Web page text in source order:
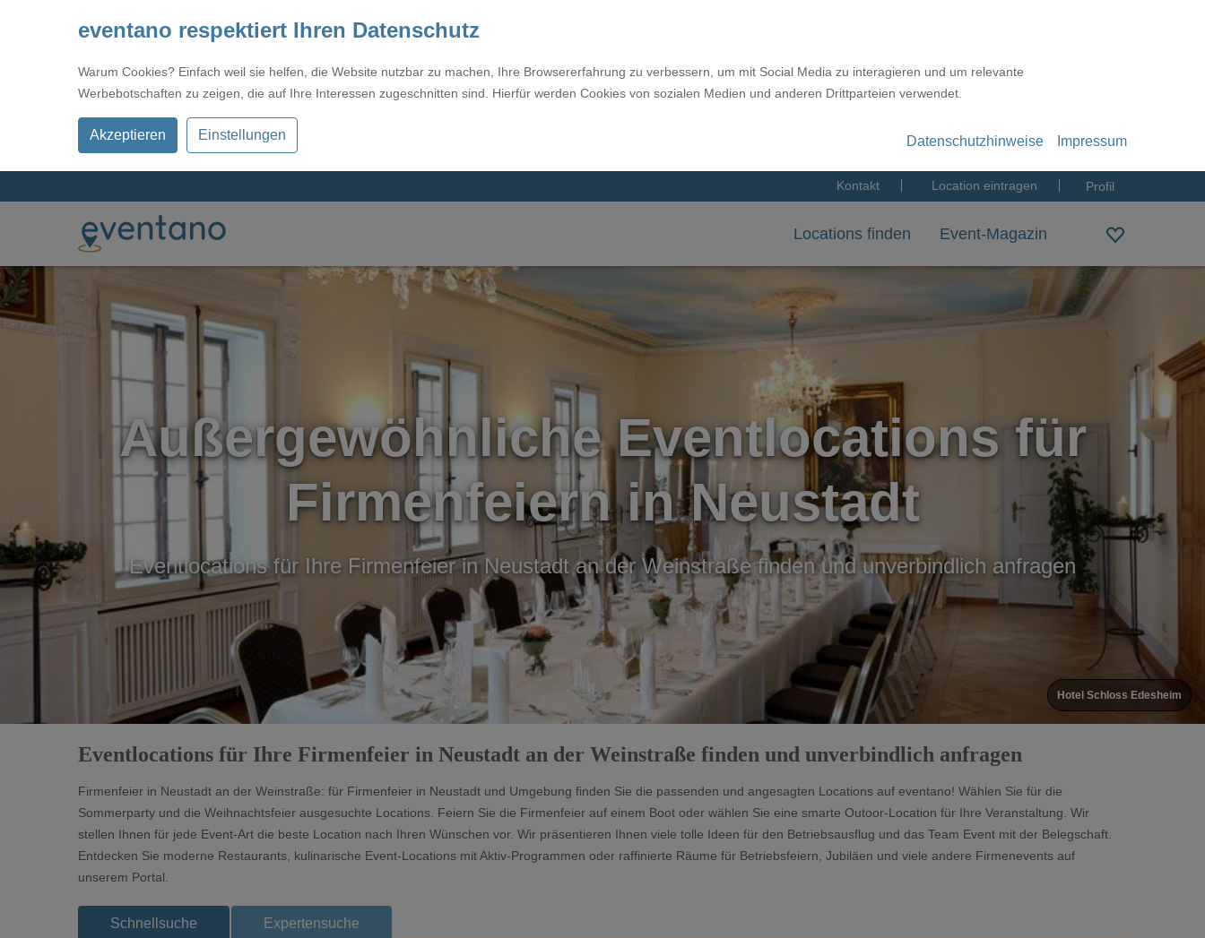
eventano respektiert Ihren Datenschutz
Warum Cookies? Einfach weil sie helfen, die Website nutzbar zu machen, Ihre Browsererfahrung zu verbessern, um mit Social Media zu interagieren und um relevante
Werbebotschaften zu zeigen, die auf Ihre Interessen zugeschnitten sind. Hierfür werden Cookies von sozialen Medien und anderen Drittparteien verwendet.
Akzeptieren Einstellungen Datenschutzhinweise Impressum
Kontakt Location eintragen Profil
Locations finden Event-Magazin
Außergewöhnliche Eventlocations für
Firmenfeiern in Neustadt
Eventlocations für Ihre Firmenfeier in Neustadt an der Weinstraße finden und unverbindlich anfragen
Hotel Schloss Edesheim
Eventlocations für Ihre Firmenfeier in Neustadt an der Weinstraße finden und unverbindlich anfragen
Firmenfeier in Neustadt an der Weinstraße: für Firmenfeier in Neustadt und Umgebung finden Sie die passenden und angesagten Locations auf eventano! Wählen Sie für die
Sommerparty und die Weihnachtsfeier ausgesuchte Locations. Feiern Sie die Firmenfeier auf einem Boot oder wählen Sie eine smarte Outoor-Location für Ihre Veranstaltung. Wir
stellen Ihnen für jede Event-Art die beste Location nach Ihren Wünschen vor. Wir präsentieren Ihnen viele tolle Ideen für den Betriebsausflug und das Team Event mit der Belegschaft.
Entdecken Sie moderne Restaurants, kulinarische Event-Locations mit Aktiv-Programmen oder raffinierte Räume für Betriebsfeiern, Jubiläen und viele andere Firmenevents auf
unserem Portal.
Schnellsuche Expertensuche